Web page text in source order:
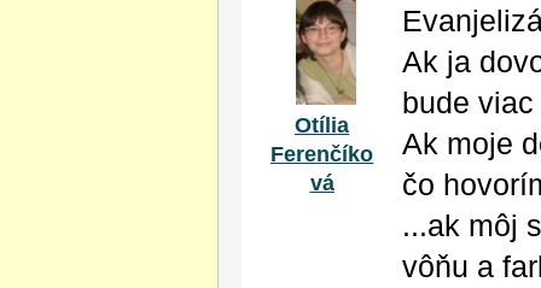
Otília
Ferenčíko
vá
Ak ja
bude
Ak moje
čo
...ak môj
vôňu a